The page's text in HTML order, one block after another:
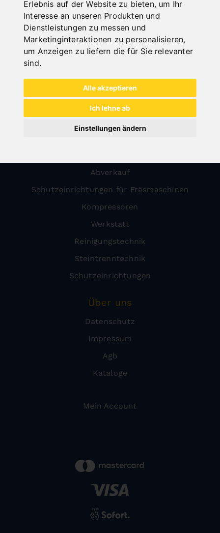
Erlebnis auf der Website zu bieten, um Ihr
Interesse an unseren Produkten und
Dienstleistungen zu messen und
Marketinginteraktionen zu personalisieren,
um Anzeigen zu liefern die für Sie relevanter
sind.
Alle akzeptieren
Ich lehne ab
Einstellungen ändern
Alle Kategorien
Holz
Abverkauf
Schutzeinrichtungen für Fräsmaschinen
Kompressoren
Werkstatt
Reinigungstechnik
Steintrenntechnik
Schutzeinrichtungen
Über uns
Datenschutz
Impressum
Agb
Kataloge
Mein Account